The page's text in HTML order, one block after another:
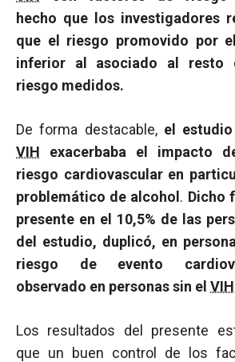
hecho que los investigadores
que el riesgo promovido por el
inferior al asociado al resto
riesgo medidos.
De forma destacable, el
VIH exacerbaba el impacto
riesgo cardiovascular en
problemático de alcohol . Dicho
presente en el 10,5% de las
del estudio, duplicó, en
riesgo de evento
observado en personas sin el VIH
Los resultados del presente
que un buen control de los